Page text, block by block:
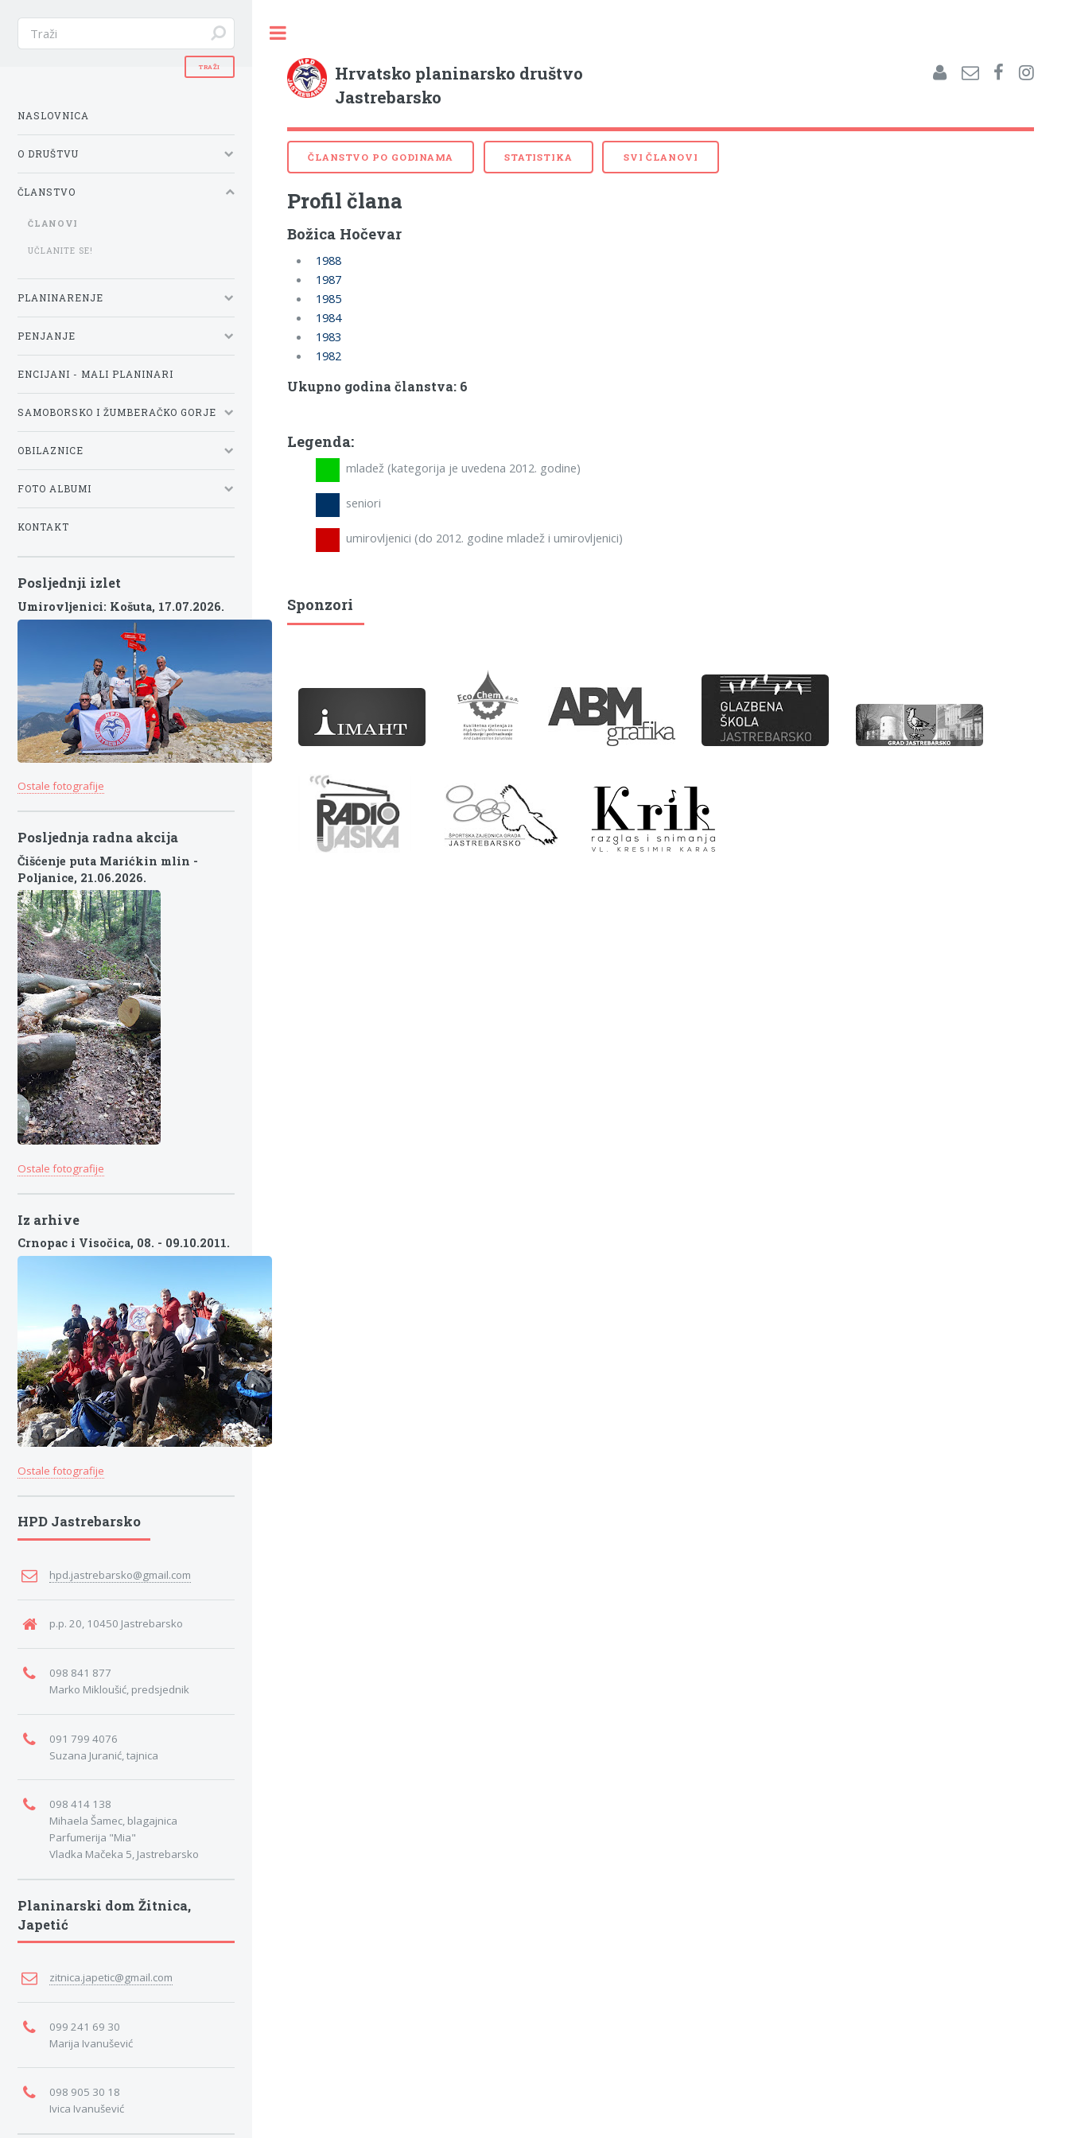
Hrvatsko planinarsko društvo
Jastrebarsko
ČLANSTVO PO GODINAMA STATISTIKA SVI ČLANOVI
Profil člana
Božica Hočevar
1988
1987
1985
1984
1983
1982
Ukupno godina članstva: 6
Legenda:
mladež (kategorija je uvedena 2012. godine)
seniori
umirovljenici (do 2012. godine mladež i umirovljenici)
Sponzori
NASLOVNICA
O DRUŠTVU
ČLANSTVO
ČLANOVI
UČLANITE SE!
PLANINARENJE
PENJANJE
ENCIJANI - MALI PLANINARI
SAMOBORSKO I ŽUMBERAČKO GORJE
OBILAZNICE
FOTO ALBUMI
KONTAKT
Posljednji izlet
Umirovljenici: Košuta, 17.07.2026.
Ostale fotografije
Posljednja radna akcija
Čišćenje puta Marićkin mlin -
Poljanice, 21.06.2026.
Ostale fotografije
Iz arhive
Crnopac i Visočica, 08. - 09.10.2011.
Ostale fotografije
HPD Jastrebarsko
hpd.jastrebarsko@gmail.com
p.p. 20, 10450 Jastrebarsko
098 841 877
Marko Mikloušić, predsjednik
091 799 4076
Suzana Juranić, tajnica
098 414 138
Mihaela Šamec, blagajnica
Parfumerija "Mia"
Vladka Mačeka 5, Jastrebarsko
Planinarski dom Žitnica,
Japetić
zitnica.japetic@gmail.com
099 241 69 30
Marija Ivanušević
098 905 30 18
Ivica Ivanušević